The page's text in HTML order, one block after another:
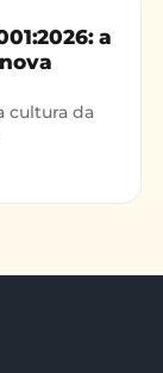
a
cultura da
muda